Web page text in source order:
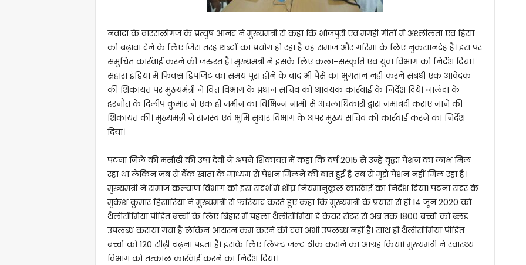
नवादा के वारसलीगंज के प्रत्युष आनंद ने मुख्यमंत्री से कहा कि भोजपुरी एवं मगही गीतों में अश्लीलता एवं हिंसा
को बढ़ावा देने के लिए जिस तरह शब्दों का प्रयोग हो रहा है वह समाज और गरिमा के लिए नुकसानदेह है। इस पर
समुचित कार्रवाई करने की जरुरत है। मुख्यमंत्री ने इसके लिए कला-संस्कृति एवं युवा विभाग को निर्देश दिया।
सहारा इंडिया में फिक्स डिपजिट का समय पूरा होने के बाद भी पैसे का भुगतान नहीं करने संबंधी एक आवेदक
की शिकायत पर मुख्यमंत्री ने वित्त विभाग के प्रधान सचिव को आवयक कार्रवाई के निर्देश दिये। नालंदा के
हरनौत के दिलीप कुमार ने एक ही जमीन का विभिन्न नामों से अंचलाधिकारी द्वारा जमाबंदी कराए जाने की
शिकायत की। मुख्यमंत्री ने राजस्व एवं भूमि सुधार विभाग के अपर मुख्य सचिव को कार्रवाई करने का निर्देश
दिया।
पटना जिले की मसौढ़ी की उषा देवी ने अपने शिकायत में कहा कि वर्ष 2015 से उन्हें वृद्धा पेंशन का लाभ मिल
रहा था लेकिन जब से बैंक खाता के माध्यम से पेंशन मिलने की बात हुई है तब से मुझे पेंशन नहीं मिल रहा है।
मुख्यमंत्री ने समाज कल्याण विभाग को इस संदर्भ में शीघ्र नियमानुकूल कार्रवाई का निर्देश दिया। पटना सदर के
मुकेश कुमार हिसारिया ने मुख्यमंत्री से फरियाद करते हुए कहा कि मुख्यमंत्री के प्रयास से ही 14 जून 2020 को
थैलीसीमिया पीड़ित बच्चों के लिए बिहार में पहला थैलीसीमिया डे केयर सेंटर से अब तक 1800 बच्चों को ब्लड
उपलब्ध कराया गया है लेकिन आयरन कम करने की दवा अभी उपलब्ध नहीं है। साथ ही थैलीसीमिया पीड़ित
बच्चों को 120 सीढ़ी चढ़ना पड़ता है। इसके लिए लिफ्ट जल्द ठीक कराने का आग्रह किया। मुख्यमंत्री ने स्वास्थ्य
विभाग को तत्काल कार्रवाई करने का निर्देश दिया।